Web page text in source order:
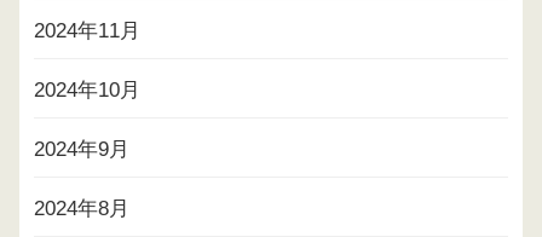
2024年11月
2024年10月
2024年9月
2024年8月